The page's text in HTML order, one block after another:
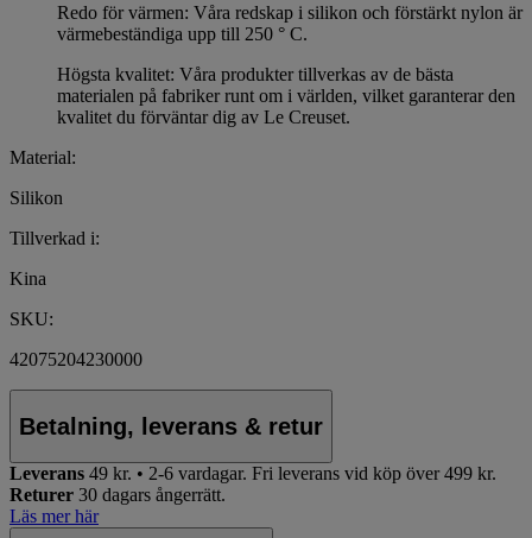
Redo för värmen: Våra redskap i silikon och förstärkt nylon är
värmebeständiga upp till 250 ° C.
Högsta kvalitet: Våra produkter tillverkas av de bästa
materialen på fabriker runt om i världen, vilket garanterar den
kvalitet du förväntar dig av Le Creuset.
Material:
Silikon
Tillverkad i:
Kina
SKU:
42075204230000
Betalning, leverans & retur
Leverans 49 kr. • 2-6 vardagar. Fri leverans vid köp över 499 kr.
Returer 30 dagars ångerrätt.
Läs mer här